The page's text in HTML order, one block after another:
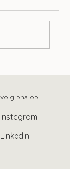
volg ons op
Instagram
Linkedin